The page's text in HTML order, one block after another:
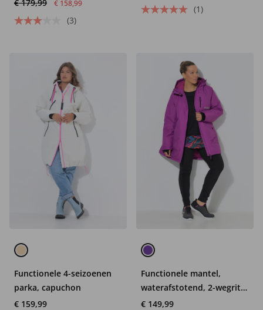
€ 179,99 € 158,99
(3)
(1)
Functionele 4-seizoenen
parka, capuchon
€ 159,99
Functionele mantel,
waterafstotend, 2-wegrits,
capuchon
€ 149,99